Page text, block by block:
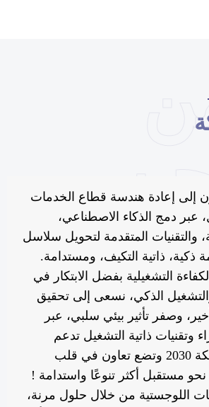
إعادة هندسة قطاع الخدمات
عبر دمج الذكاء الاصطناعي،
والتقنيات المتقدمة لتحويل سلاسل
ذكية، ذاتية التكيف، ومستدامة.
التشغيلية بفضل الابتكار في
الذكي، نسعى إلى تحقيق
وصفر تأثير بيئي سلبي، عبر
ذاتية التشغيل تدعم
أهداف رؤية المملكة 2030 وتضع تعاون في قلب
مستقبل أكثر تنوعًا واستدامة !
اللوجستية من خلال حلول مرنة،